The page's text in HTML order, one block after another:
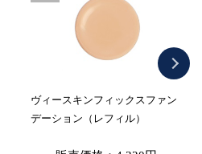
ヴィースキンフィックスファン
デーション（レフィル）